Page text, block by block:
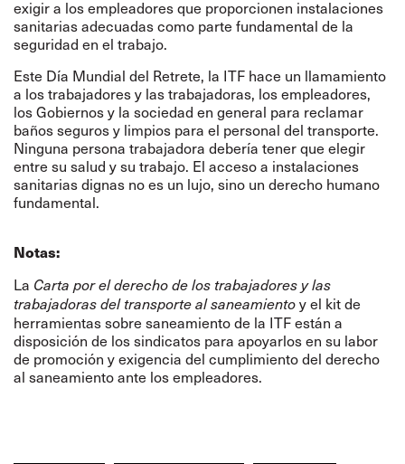
exigir a los empleadores que proporcionen instalaciones
sanitarias adecuadas como parte fundamental de la
seguridad en el trabajo.
Este Día Mundial del Retrete, la ITF hace un llamamiento
a los trabajadores y las trabajadoras, los empleadores,
los Gobiernos y la sociedad en general para reclamar
baños seguros y limpios para el personal del transporte.
Ninguna persona trabajadora debería tener que elegir
entre su salud y su trabajo. El acceso a instalaciones
sanitarias dignas no es un lujo, sino un derecho humano
fundamental.
Notas:
La Carta por el derecho de los trabajadores y las
trabajadoras del transporte al saneamientoy el kit de
herramientas sobre saneamientode la ITF están a
disposición de los sindicatos para apoyarlos en su labor
de promoción y exigencia del cumplimiento del derecho
al saneamiento ante los empleadores.